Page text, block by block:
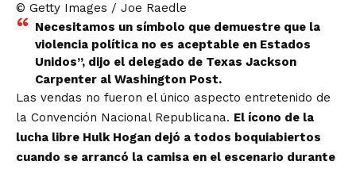
© Getty Images / Joe Raedle
Necesitamos un símbolo que demuestre que la
violencia política no es aceptable en Estados
Unidos”, dijo el delegado de Texas Jackson
Carpenter al Washington Post.
Las vendas no fueron el único aspecto entretenido de
la Convención Nacional Republicana. El ícono de la
lucha libre Hulk Hogan dejó a todos boquiabiertos
cuando se arrancó la camisa en el escenario durante